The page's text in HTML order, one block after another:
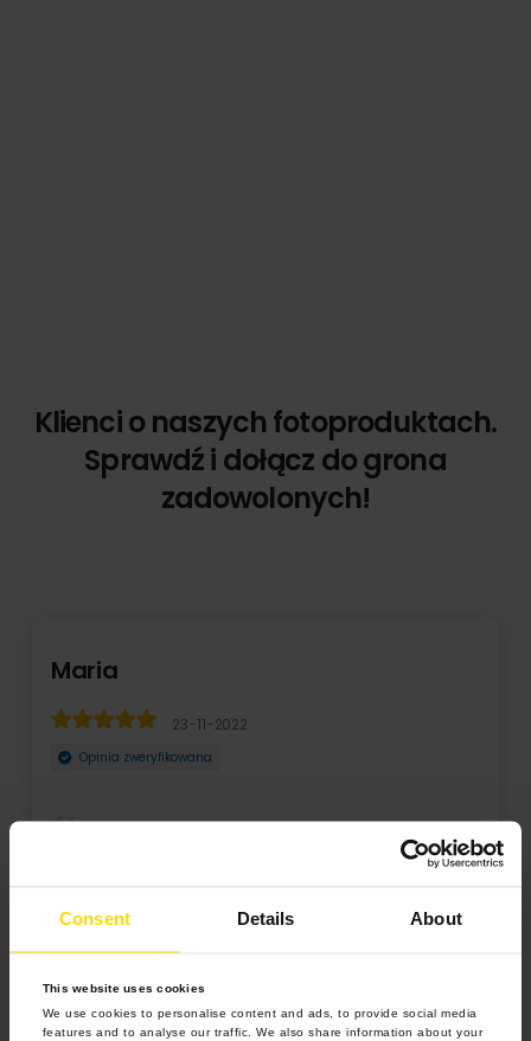
Consent Details About
This website uses cookies
We use cookies to personalise content and ads, to provide social media
features and to analyse our traffic. We also share information about your
Klienci o naszych fotoproduktach.
Sprawdź i dołącz do grona
zadowolonych!
Maria
23-11-2022
Opinia zweryfikowana
Rozwiń